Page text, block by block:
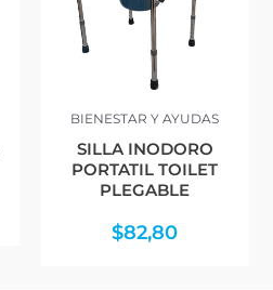
BIENESTAR Y AYUDAS
SILLA INODORO
PORTATIL TOILET
PLEGABLE
$82,80